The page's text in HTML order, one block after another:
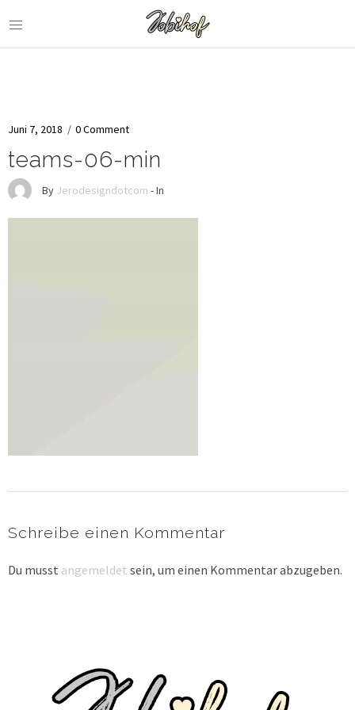
Juni 7, 2018 / 0 Comment
teams-06-min
By Jerodesigndotcom - In
Schreibe einen Kommentar
Du musst angemeldet sein, um einen Kommentar abzugeben.